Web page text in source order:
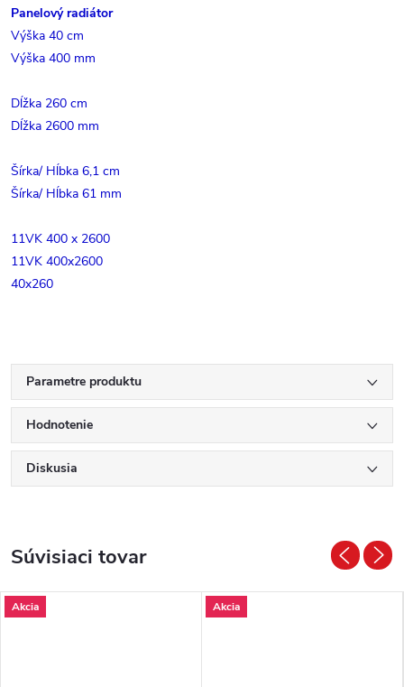
Panelový radiátor
Výška 40 cm
Výška 400 mm
Dĺžka 260 cm
Dĺžka 2600 mm
Šírka/ Hĺbka 6,1 cm
Šírka/ Hĺbka 61 mm
11VK 400 x 2600
11VK 400x2600
40x260
Parametre produktu
Hodnotenie
Diskusia
Súvisiaci tovar
Akcia Akcia